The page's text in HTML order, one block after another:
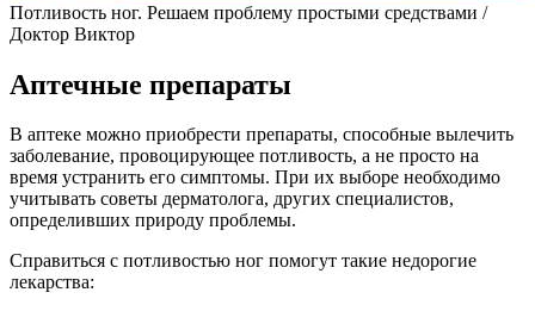
Потливость ног. Решаем проблему простыми средствами /
Доктор Виктор
Аптечные препараты
В аптеке можно приобрести препараты, способные вылечить
заболевание, провоцирующее потливость, а не просто на
время устранить его симптомы. При их выборе необходимо
учитывать советы дерматолога, других специалистов,
определивших природу проблемы.
Справиться с потливостью ног помогут такие недорогие
лекарства: